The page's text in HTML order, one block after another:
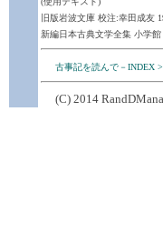
旧版岩波文庫 校注:幸田成友
新編日本古典文学全集 小学
古事記を読んで－INDEX
(C) 2014